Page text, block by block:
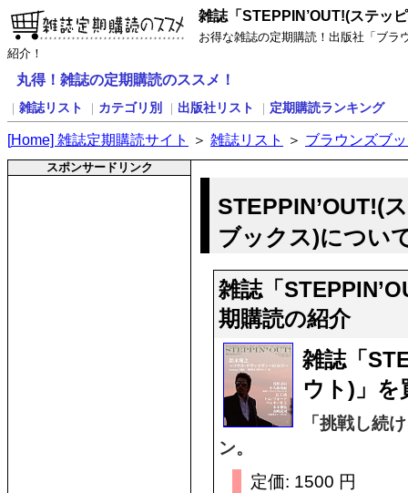
雑誌「STEPPIN’OUT!(ステッ
お得な雑誌の定期購読！出版社「ブラ
紹介！
丸得！雑誌の定期購読のススメ！
雑誌リスト カテゴリ別 出版社リスト 定期購読ランキング
[Home] 雑誌定期購読サイト ＞ 雑誌リスト ＞ ブラウンズブ
スポンサードリンク
STEPPIN’OUT!(
ブックス)につい
雑誌「
期購読の紹介
雑誌「
ウト)」を
「挑戦し続
ン。
定価: 1500 円